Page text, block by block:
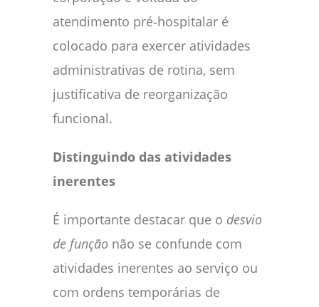
atendimento pré‑hospitalar é
colocado para exercer atividades
administrativas de rotina, sem
justificativa de reorganização
funcional.
Distinguindo das atividades
inerentes
É importante destacar que o desvio
de função não se confunde com
atividades inerentes ao serviço ou
com ordens temporárias de